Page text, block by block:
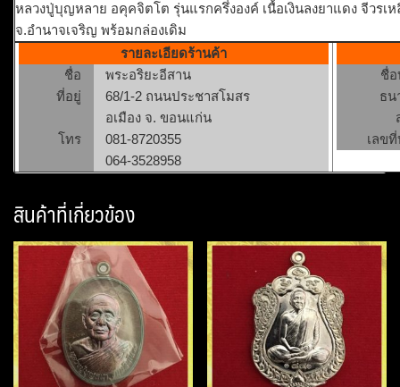
หลวงปู่บุญหลาย อคุคจิตโต รุ่นแรกครึ่งองค์ เนื้อเงินลงยาแดง จีวรเ
จ.อำนาจเจริญ พร้อมกล่องเดิม
รายละเอียดร้านค้า
ชื่อ
พระอริยะอีสาน
ที่อยู่
68/1-2 ถนนประชาสโมสร
อเมือง จ. ขอนแก่น
โทร
081-8720355
064-3528958
ชื่
ธน
เลข
สินค้าที่เกี่ยวข้อง